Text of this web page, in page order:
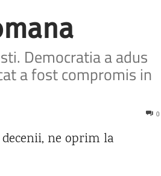
Democratia a adus
a fost compromis in
0
ne oprim la